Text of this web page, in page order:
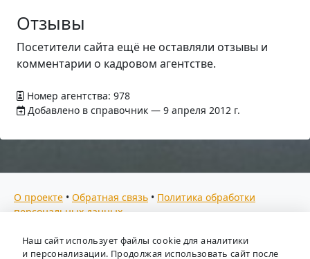
Отзывы
Посетители сайта ещё не оставляли отзывы и
комментарии о кадровом агентстве.
Номер агентства: 978
Добавлено в справочник — 9 апреля 2012 г.
О проекте • Обратная связь • Политика обработки
персональных данных
Мы собираем отзывы, составляем рейтинги и
предоставляем всю информацию о кадровых агентствах
Наш сайт использует файлы cookie для аналитики
и персонализации. Продолжая использовать сайт после